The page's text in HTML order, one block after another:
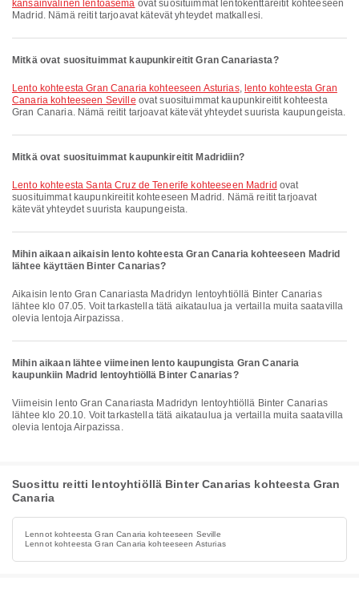
kansainvälinen lentoasema ovat suosituimmat lentokenttäreitit kohteeseen
Madrid. Nämä reitit tarjoavat kätevät yhteydet matkallesi.
Mitkä ovat suosituimmat kaupunkireitit Gran Canariasta?
lento kohteesta Gran Canaria kohteeseen Asturias, lento kohteesta Gran
Canaria kohteeseen Seville ovat suosituimmat kaupunkireitit kohteesta
Gran Canaria. Nämä reitit tarjoavat kätevät yhteydet suurista kaupungeista.
Mitkä ovat suosituimmat kaupunkireitit Madridiin?
lento kohteesta Santa Cruz de Tenerife kohteeseen Madrid ovat
suosituimmat kaupunkireitit kohteeseen Madrid. Nämä reitit tarjoavat
kätevät yhteydet suurista kaupungeista.
Mihin aikaan aikaisin lento kohteesta Gran Canaria kohteeseen Madrid
lähtee käyttäen Binter Canarias?
Aikaisin lento Gran Canariasta Madridyn lentoyhtiöllä Binter Canarias
lähtee klo 07.05. Voit tarkastella tätä aikataulua ja vertailla muita saatavilla
olevia lentoja Airpazissa.
Mihin aikaan lähtee viimeinen lento kaupungista Gran Canaria
kaupunkiin Madrid lentoyhtiöllä Binter Canarias?
Viimeisin lento Gran Canariasta Madridyn lentoyhtiöllä Binter Canarias
lähtee klo 20.10. Voit tarkastella tätä aikataulua ja vertailla muita saatavilla
olevia lentoja Airpazissa.
Suosittu reitti lentoyhtiöllä Binter Canarias kohteesta Gran
Canaria
Lennot kohteesta Gran Canaria kohteeseen Seville
Lennot kohteesta Gran Canaria kohteeseen Asturias